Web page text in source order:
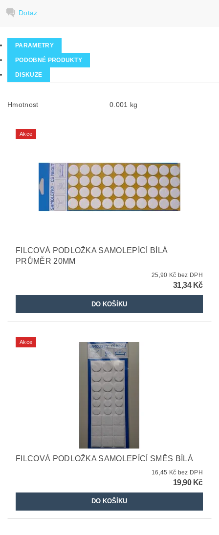
Dotaz
PARAMETRY
PODOBNÉ PRODUKTY
DISKUZE
Hmotnost 0.001 kg
Akce
FILCOVÁ PODLOŽKA SAMOLEPÍCÍ BÍLÁ
PRŮMĚR 20MM
25,90 Kč bez DPH
31,34 Kč
Akce
FILCOVÁ PODLOŽKA SAMOLEPÍCÍ SMĚS BÍLÁ
16,45 Kč bez DPH
19,90 Kč